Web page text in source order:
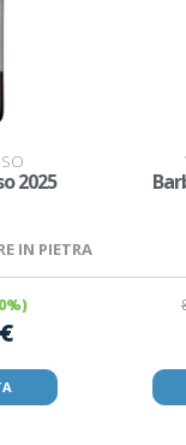
2025
IN PIETRA